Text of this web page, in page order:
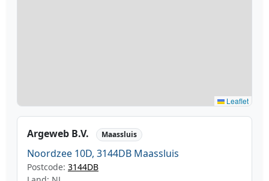
Leaflet
Argeweb B.V. Maassluis
Noordzee 10D, 3144DB Maassluis
Postcode: 3144DB